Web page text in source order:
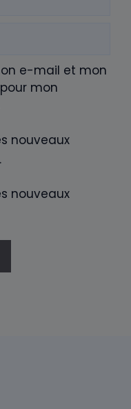
e-mail et mon
mon
nouveaux
nouveaux